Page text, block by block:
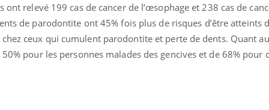
relevé 199 cas de cancer de l’œsophage et 238 cas de
de parodontite ont 45% fois plus de risques d’être atteints
ceux qui cumulent parodontite et perte de dents. Quant
pour les personnes malades des gencives et de 68% pour